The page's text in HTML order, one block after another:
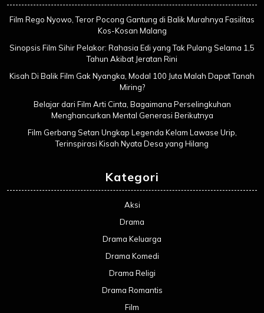
Film Rego Nyowo, Teror Pocong Gantung di Balik Murahnya Fasilitas
Kos-Kosan Malang
Sinopsis Film Sihir Pelakor: Rahasia Edi yang Tak Pulang Selama 1,5
Tahun Akibat Jeratan Rini
Kisah Di Balik Film Gak Nyangka, Modal 100 Juta Malah Dapat Tanah
Miring?
Belajar dari Film Arti Cinta, Bagaimana Perselingkuhan
Menghancurkan Mental Generasi Berikutnya
Film Gerbang Setan Ungkap Legenda Kelam Lawase Urip,
Terinspirasi Kisah Nyata Desa yang Hilang
Kategori
Aksi
Drama
Drama Keluarga
Drama Komedi
Drama Religi
Drama Romantis
Film